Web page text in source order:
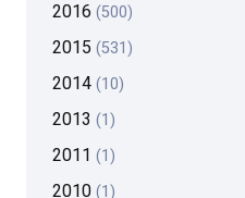
2016 (500)
2015 (531)
2014 (10)
2013 (1)
2011 (1)
2010 (1)